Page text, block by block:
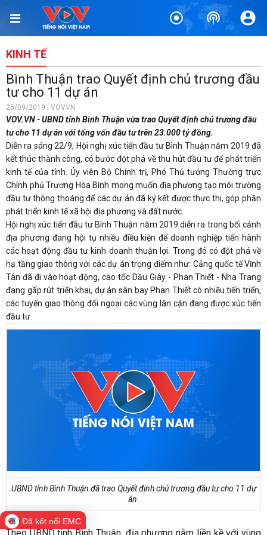
KINH TẾ
Bình Thuận trao Quyết định chủ trương đầu
tư cho 11 dự án
25/09/2019 | VOVVN
VOV.VN - UBND tỉnh Bình Thuận vừa trao Quyết định chủ trương đầu
tư cho 11 dự án với tổng vốn đầu tư trên 23.000 tỷ đồng.
Diễn ra sáng 22/9, Hội nghị xúc tiến đầu tư Bình Thuận năm 2019 đã
kết thúc thành công, có bước đột phá về thu hút đầu tư để phát triển
kinh tế của tỉnh. Ủy viên Bộ Chính trị, Phó Thủ tướng Thường trực
Chính phủ Trương Hòa Bình mong muốn địa phương tạo môi trường
đầu tư thông thoáng để các dự án đã ký kết được thực thi, góp phần
phát triển kinh tế xã hội địa phương và đất nước.
Hội nghị xúc tiến đầu tư Bình Thuận năm 2019 diễn ra trong bối cảnh
địa phương đang hội tụ nhiều điều kiện để doanh nghiệp tiến hành
các hoạt động đầu tư kinh doanh thuận lợi. Trong đó có đột phá về
hạ tầng giao thông với các dự án trọng điểm như: Cảng quốc tế Vĩnh
Tân đã đi vào hoạt động, cao tốc Dầu Giây - Phan Thiết - Nha Trang
đang gấp rút triển khai, dự án sân bay Phan Thiết có nhiều tiến triển,
các tuyến giao thông đối ngoại các vùng lân cận đang được xúc tiến
đầu tư.
UBND tỉnh Bình Thuận đã trao Quyết định chủ trương đầu tư cho 11 dự
án.
Đã kết nối EMC